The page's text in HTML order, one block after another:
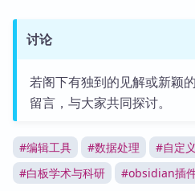
讨论
若阁下有独到的见解或新颖
留言，与大家共同探讨。
#编辑工具 #数据处理 #自定
#白板学术与科研 #obsidian插